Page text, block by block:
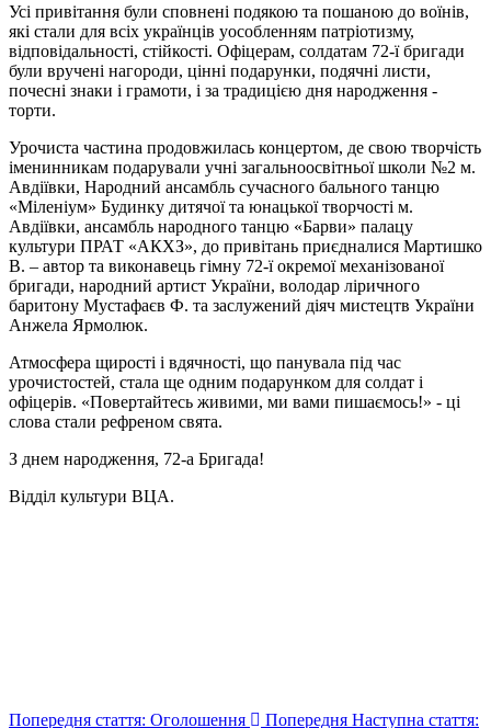
Усі привітання були сповнені подякою та пошаною до воїнів,
які стали для всіх українців уособленням патріотизму,
відповідальності, стійкості. Офіцерам, солдатам 72-ї бригади
були вручені нагороди, цінні подарунки, подячні листи,
почесні знаки і грамоти, і за традицією дня народження -
торти.
Урочиста частина продовжилась концертом, де свою творчість
іменинникам подарували учні загальноосвітньої школи №2 м.
Авдіївки, Народний ансамбль сучасного бального танцю
«Міленіум» Будинку дитячої та юнацької творчості м.
Авдіївки, ансамбль народного танцю «Барви» палацу
культури ПРАТ «АКХЗ», до привітань приєдналися Мартишко
В. – автор та виконавець гімну 72-ї окремої механізованої
бригади, народний артист України, володар ліричного
баритону Мустафаєв Ф. та заслужений діяч мистецтв України
Анжела Ярмолюк.
Атмосфера щирості і вдячності, що панувала під час
урочистостей, стала ще одним подарунком для солдат і
офіцерів. «Повертайтесь живими, ми вами пишаємось!» - ці
слова стали рефреном свята.
З днем народження, 72-а Бригада!
Відділ культури ВЦА.
Попередня стаття: Оголошення Попередня Наступна стаття: